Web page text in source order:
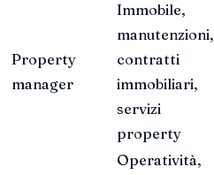
Property
manager
Immobile,
manutenzioni,
contratti
immobiliari,
servizi
property
Operatività,